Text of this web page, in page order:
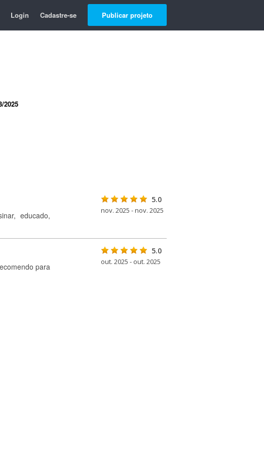
Login Cadastre-se Publicar projeto
2025
educado,
5.0
nov. 2025 - nov. 2025
para
5.0
out. 2025 - out. 2025